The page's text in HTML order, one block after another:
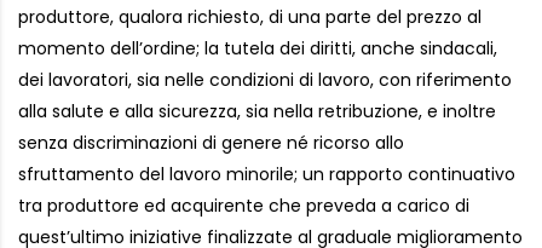
produttore, qualora richiesto, di una parte del prezzo al
momento dell’ordine; la tutela dei diritti, anche sindacali,
dei lavoratori, sia nelle condizioni di lavoro, con riferimento
alla salute e alla sicurezza, sia nella retribuzione, e inoltre
senza discriminazioni di genere né ricorso allo
sfruttamento del lavoro minorile; un rapporto continuativo
tra produttore ed acquirente che preveda a carico di
quest’ultimo iniziative finalizzate al graduale miglioramento